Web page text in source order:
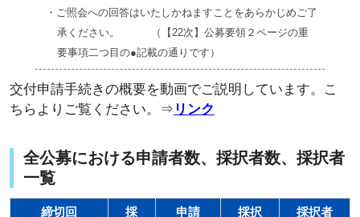
・ご照会への回答はいたしかねますことをあらかじめご了
承ください。 （【22次】公募要領２ページの重
要事項二つ目の●記載の通りです）
交付申請手続きの概要を動画でご説明しています。こ
ちらよりご覧ください。⇒ リンク
全公募における申請者数、採択者数、採択者
一覧
締切回 採 申請 採択 採択者